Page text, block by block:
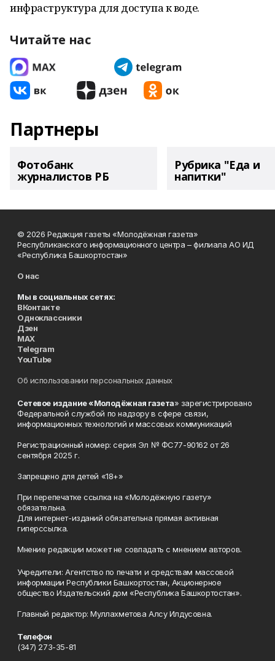
инфраструктура для доступа к воде.
Читайте нас
Партнеры
Фотобанк
журналистов РБ
Рубрика "Еда и
напитки"
© 2026 Редакция газеты «Молодёжная газета»
Республиканского информационного центра – филиала АО ИД
«Республика Башкортостан»
О нас
Мы в социальных сетях:
ВКонтакте
Одноклассники
Дзен
MAX
Telegram
YouTube
Об использовании персональных данных
Сетевое издание «Молодёжная газета» зарегистрировано
Федеральной службой по надзору в сфере связи,
информационных технологий и массовых коммуникаций
Регистрационный номер: серия Эл № ФС77-90162 от 26
сентября 2025 г.
Запрещено для детей «18+»
При перепечатке ссылка на «Молодёжную газету»
обязательна.
Для интернет-изданий обязательна прямая активная
гиперссылка.
Мнение редакции может не совпадать с мнением авторов.
Учредители: Агентство по печати и средствам массовой
информации Республики Башкортостан, Акционерное
общество Издательский дом «Республика Башкортостан».
Главный редактор: Муллахметова Алсу Илдусовна.
Телефон
(347) 273-35-81